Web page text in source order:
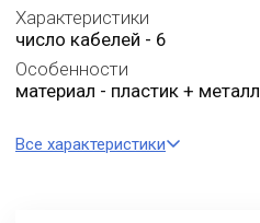
Характеристики
число кабелей - 6
Особенности
материал - пластик + металл
Все характеристики